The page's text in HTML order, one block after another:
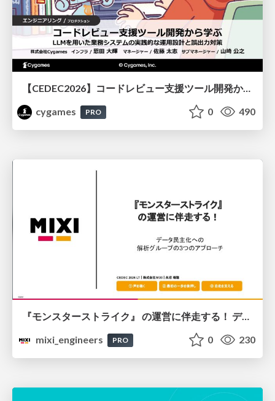
【CEDEC2026】コードレビュー支援ツール開発から学ぶ：LLMを用いた業務システムの実践的な運用設計と誤出力対策
cygames
PRO 0 490
『モンスターストライク』 の運営に伴走する！ データ民主化への 解析グループの3つのアプローチ
mixi_engineers
PRO 0 230